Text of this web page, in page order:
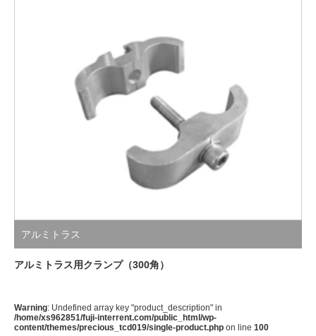
アルミトラス
アルミトラス用クランプ（300角）
Warning: Undefined array key "product_description" in
/home/xs962851/fuji-interrent.com/public_html/wp-
content/themes/precious_tcd019/single-product.php on line 100